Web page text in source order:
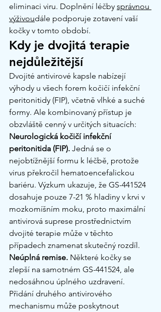
eliminaci viru. Doplnění léčby správnou
výživoudále podporuje zotavení vaší
kočky v tomto období.
Kdy je dvojitá terapie
nejdůležitější
Dvojité antivirové kapsle nabízejí
výhody u všech forem kočičí infekční
peritonitidy (FIP), včetně vlhké a suché
formy. Ale kombinovaný přístup je
obzvláště cenný v určitých situacích:
Neurologická kočičí infekční
peritonitida (FIP). Jedná se o
nejobtížnější formu k léčbě, protože
virus překročil hematoencefalickou
bariéru. Výzkum ukazuje, že GS-441524
dosahuje pouze 7-21 % hladiny v krvi v
mozkomíšním moku, proto maximální
antivirová suprese prostřednictvím
dvojité terapie může v těchto
případech znamenat skutečný rozdíl.
Neúplná remise. Některé kočky se
zlepší na samotném GS-441524, ale
nedosáhnou úplného uzdravení.
Přidání druhého antivirového
mechanismu může poskytnout